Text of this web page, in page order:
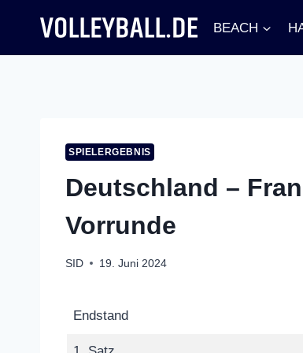
springen
BEACH
SPIELERGEBNIS
Deutschland –
Vorrunde
SID 19. Juni 2024
Endstand